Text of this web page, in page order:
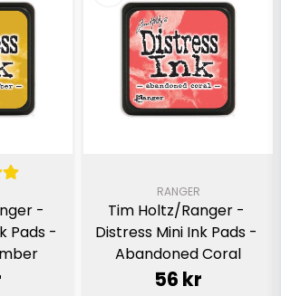
-
Pads -
RANGER
Tim Holtz/Ranger -
Distress Mini Ink Pads -
Abandoned Coral
56 kr